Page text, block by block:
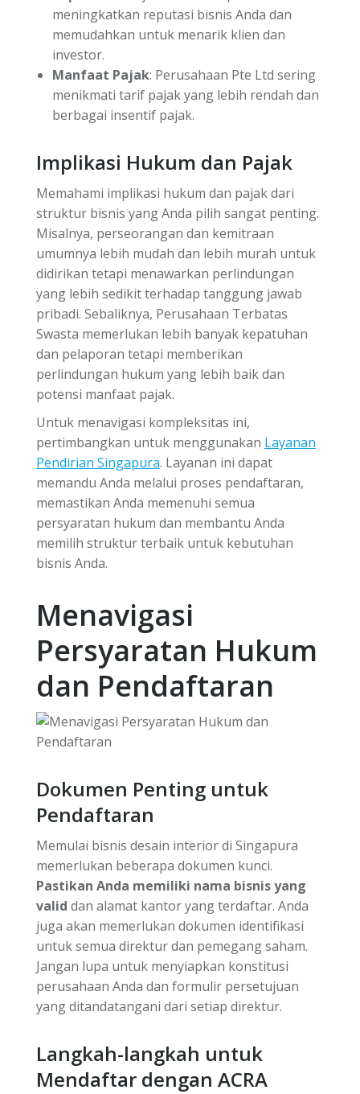
meningkatkan reputasi bisnis Anda dan
memudahkan untuk menarik klien dan
investor.
Manfaat Pajak: Perusahaan Pte Ltd sering
menikmati tarif pajak yang lebih rendah dan
berbagai insentif pajak.
Implikasi Hukum dan Pajak
Memahami implikasi hukum dan pajak dari
struktur bisnis yang Anda pilih sangat penting.
Misalnya, perseorangan dan kemitraan
umumnya lebih mudah dan lebih murah untuk
didirikan tetapi menawarkan perlindungan
yang lebih sedikit terhadap tanggung jawab
pribadi. Sebaliknya, Perusahaan Terbatas
Swasta memerlukan lebih banyak kepatuhan
dan pelaporan tetapi memberikan
perlindungan hukum yang lebih baik dan
potensi manfaat pajak.
Untuk menavigasi kompleksitas ini,
pertimbangkan untuk menggunakan Layanan
Pendirian Singapura. Layanan ini dapat
memandu Anda melalui proses pendaftaran,
memastikan Anda memenuhi semua
persyaratan hukum dan membantu Anda
memilih struktur terbaik untuk kebutuhan
bisnis Anda.
Menavigasi
Persyaratan Hukum
dan Pendaftaran
Dokumen Penting untuk
Pendaftaran
Memulai bisnis desain interior di Singapura
memerlukan beberapa dokumen kunci.
Pastikan Anda memiliki nama bisnis yang
valid dan alamat kantor yang terdaftar. Anda
juga akan memerlukan dokumen identifikasi
untuk semua direktur dan pemegang saham.
Jangan lupa untuk menyiapkan konstitusi
perusahaan Anda dan formulir persetujuan
yang ditandatangani dari setiap direktur.
Langkah-langkah untuk
Mendaftar dengan ACRA